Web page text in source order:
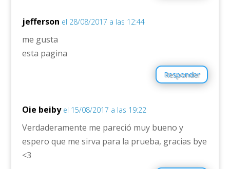
jefferson el 28/08/2017 a las 12:44
me gusta
esta pagina
Responder
Oie beiby el 15/08/2017 a las 19:22
Verdaderamente me pareció muy bueno y
espero que me sirva para la prueba, gracias bye
<3